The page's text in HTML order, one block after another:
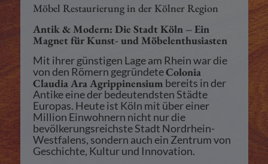
Möbel Restaurierung in der Kölner Region
Antik & Modern: Die Stadt Köln – Ein
Magnet für Kunst- und Möbelenthusiasten
Mit ihrer günstigen Lage am Rhein war die
von den Römern gegründeteColonia
Claudia Ara Agrippinensium bereits in der
Antike eine der bedeutendsten Städte
Europas. Heute ist Köln mit über einer
Million Einwohnern nicht nur die
bevölkerungsreichste Stadt Nordrhein-
Westfalens, sondern auch ein Zentrum von
Geschichte, Kultur und Innovation.